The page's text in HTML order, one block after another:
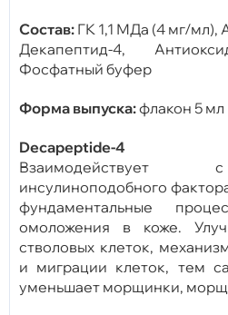
Состав: ГК 1,1 МДа (4 мг/мл),
Декапептид-4,
Фосфатный буфер
Форма выпуска:флакон 5 мл
Decapeptide-4
Взаимодействует
инсулиноподобного
фундаментальные
омоложения в коже.
стволовых клеток,
и миграции клеток, тем
уменьшает морщинки,